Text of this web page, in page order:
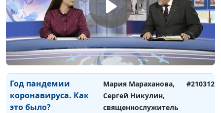
можем помочь
нашей планете
священнослужитель
Международный
день счастья
Мария Мараханова,
Сергей Никулин,
священнослужитель
#210319
Год пандемии
коронавируса. Как
это было?
Мария Мараханова,
Сергей Никулин,
священнослужитель
#210312